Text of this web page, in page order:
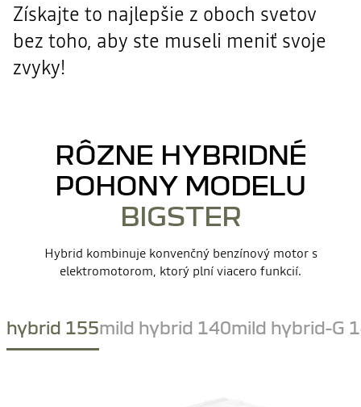
Získajte to najlepšie z oboch svetov
bez toho, aby ste museli meniť svoje
zvyky!
RÔZNE HYBRIDNÉ
POHONY MODELU
BIGSTER
Hybrid kombinuje konvenčný benzínový motor s
elektromotorom, ktorý plní viacero funkcií.
hybrid 155mild hybrid 140mild hybrid-G